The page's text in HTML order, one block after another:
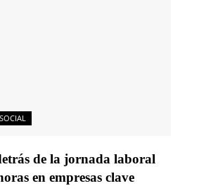
de la jornada laboral
en empresas clave